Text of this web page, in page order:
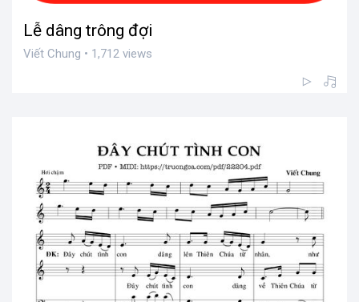
Lễ dâng trông đợi
Viết Chung • 1,712 views